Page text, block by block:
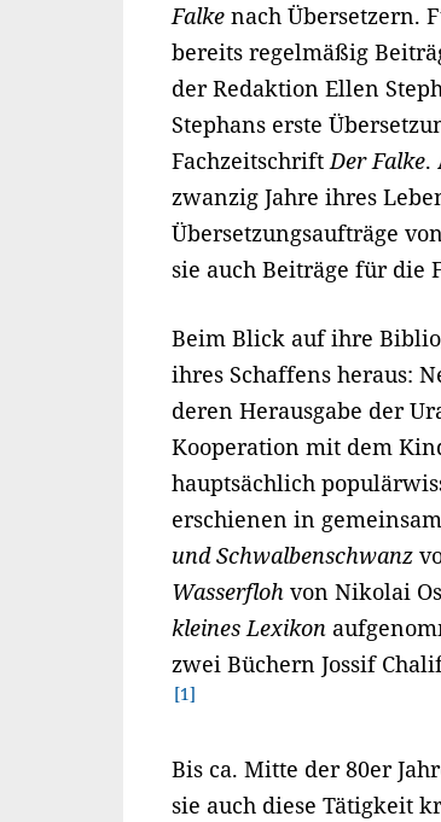
Falke nach Übersetzern.
bereits regelmäßig
der Redaktion Ellen
Stephans erste
FachzeitschriftDer Falke.
zwanzig Jahre ihres
Übersetzungsaufträge
sie auch Beiträge für die
Beim Blick auf ihre
ihres Schaffens heraus:
deren Herausgabe der
Kooperation mit dem
hauptsächlich
erschienen in
und Schwalbenschwanz
Wasserfloh von Nikolai
kleines Lexikon
zwei Büchern Jossif
1
Bis ca. Mitte der 80er
sie auch diese Tätigkeit